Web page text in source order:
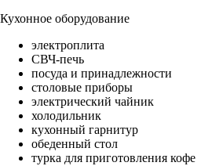
Кухонное оборудование
электроплита
СВЧ-печь
посуда и принадлежности
столовые приборы
электрический чайник
холодильник
кухонный гарнитур
обеденный стол
турка для приготовления кофе